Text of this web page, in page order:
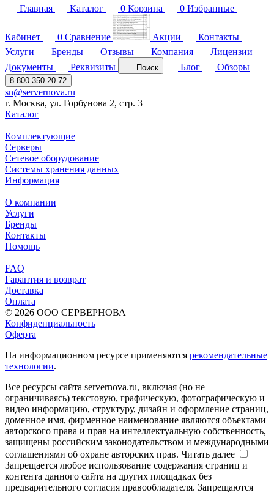
Главная
Каталог 0 Корзина 0 Избранные
Кабинет 0 Сравнение Акции
Контакты
Услуги
Бренды Отзывы Компания
Лицензии
Документы
Реквизиты Поиск Блог Обзоры
8 800 350-20-72
sn@servernova.ru
г. Москва, ул. Горбунова 2, стр. 3
Каталог
Комплектующие
Серверы
Сетевое оборудование
Системы хранения данных
Информация
О компании
Услуги
Бренды
Контакты
Помощь
FAQ
Гарантия и возврат
Доставка
Оплата
© 2026 ООО СЕРВЕРНОВА
Конфиденциальность
Оферта
На информационном ресурсе применяются рекомендательные
технологии.
Все ресурсы сайта servernova.ru, включая (но не
ограничиваясь) текстовую, графическую, фотографическую и
видео информацию, структуру, дизайн и оформление страниц,
доменное имя, фирменное наименование являются объектами
авторского права и прав на интеллектуальную собственность,
защищены российским законодательством и международными
соглашениями об охране авторских прав. Читать далее
Запрещается любое использование содержания страниц и
контента данного сайта на других площадках без
предварительного согласия правообладателя. Запрещаются